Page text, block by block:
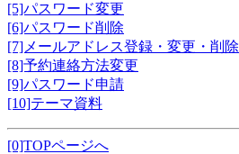
[5]パスワード変更
[6]パスワード削除
[7]メールアドレス登録・変更・削除
[8]予約連絡方法変更
[9]パスワード申請
[10]テーマ資料
[0]TOPページへ